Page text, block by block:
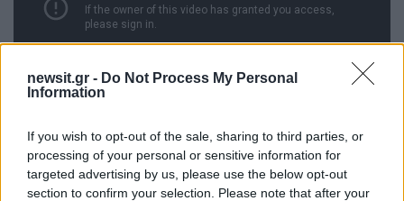
newsit.gr - Do Not Process My Personal
Information
If you wish to opt-out of the sale, sharing to third parties, or
processing of your personal or sensitive information for
targeted advertising by us, please use the below opt-out
section to confirm your selection. Please note that after your
Η μέγιστη ταχύτητα της κάψουλας ήταν 2.300